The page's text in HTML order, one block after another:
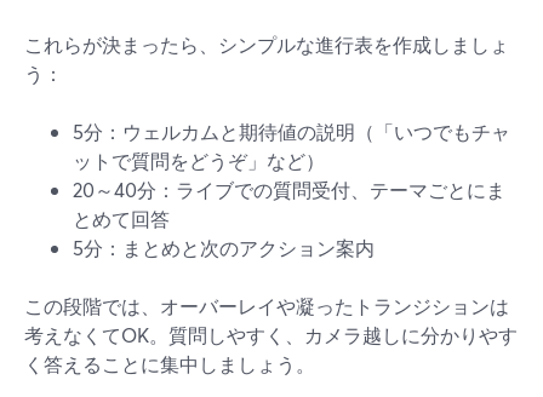
これらが決まったら、シンプルな進行表を作成しましょ
う：
5分：ウェルカムと期待値の説明（「いつでもチャ
ットで質問をどうぞ」など）
20～40分：ライブでの質問受付、テーマごとにま
とめて回答
5分：まとめと次のアクション案内
この段階では、オーバーレイや凝ったトランジションは
考えなくてOK。質問しやすく、カメラ越しに分かりやす
く答えることに集中しましょう。